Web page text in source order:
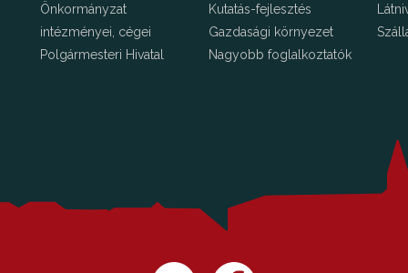
Önkormányzat
intézményei, cégei
Polgármesteri Hivatal
Kutatás-fejlesztés
Gazdasági környezet
Nagyobb foglalkoztatók